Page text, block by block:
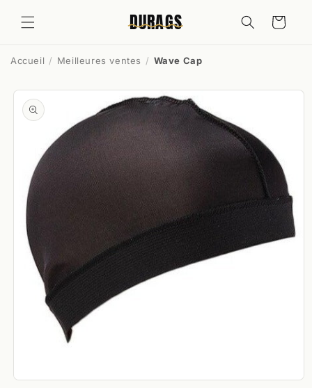
passer
au
DURAGS Panier
Accueil Meilleures ventes Wave Cap
Passer aux
informations
produits